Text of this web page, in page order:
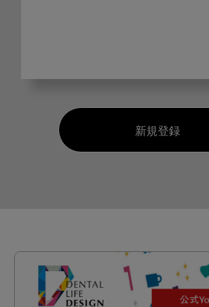
新規登録